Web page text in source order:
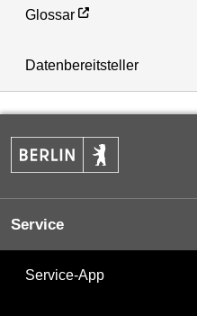
Glossar
Datenbereitsteller
Service
Service-App